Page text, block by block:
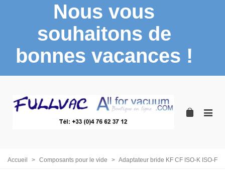
Nous vous
souhaitons de
bonnes vacances !
Accueil > Composants pour le vide > Adaptateur bride KF CF ISO-K ISO-F